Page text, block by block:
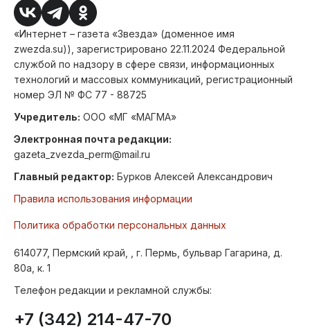
«Интернет – газета «Звезда» (доменное имя
zwezda.su)), зарегистрировано 22.11.2024 Федеральной
службой по надзору в сфере связи, информационных
технологий и массовых коммуникаций, регистрационный
номер ЭЛ № ФС 77 - 88725
Учредитель: ООО «МГ «МАГМА»
Электронная почта редакции:
gazeta_zvezda_perm@mail.ru
Главный редактор: Бурков Алексей Александрович
Правила использования информации
Политика обработки персональных данных
614077, Пермский край, , г. Пермь, бульвар Гагарина, д.
80а, к. 1
Телефон редакции и рекламной службы:
+7 (342) 214-47-70